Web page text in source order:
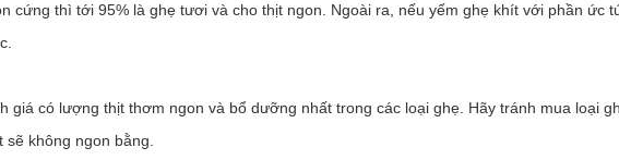
cứng thì tới 95% là ghẹ tươi và cho thịt ngon. Ngoài ra, nếu yếm ghẹ khít với phần ức
giá có lượng thịt thơm ngon và bổ dưỡng nhất trong các loại ghẹ. Hãy tránh mua loại
không ngon bằng.